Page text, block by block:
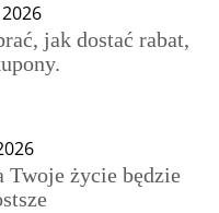
jak dostać rabat,
Twoje życie będzie